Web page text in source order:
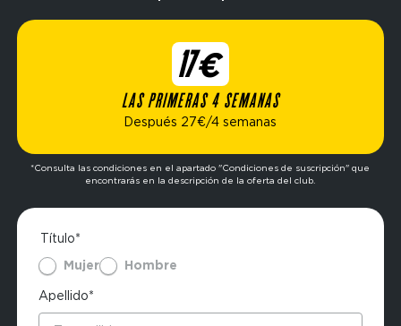
17€
LAS PRIMERAS 4 SEMANAS
Después 27€/4 semanas
*Consulta las condiciones en el apartado "Condiciones de suscripción" que
encontrarás en la descripción de la oferta del club.
Título*
Mujer
Hombre
Apellido*